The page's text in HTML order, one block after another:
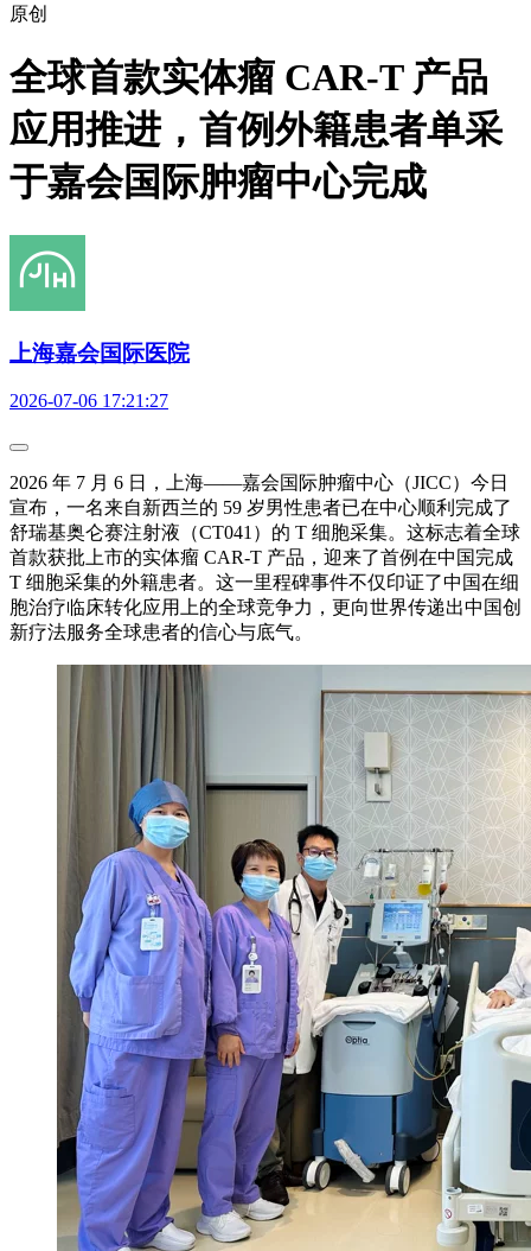
原创
全球首款实体瘤 CAR-T 产品
应用推进，首例外籍患者单采
于嘉会国际肿瘤中心完成
上海嘉会国际医院
2026-07-06 17:21:27
2026 年 7 月 6 日，上海——嘉会国际肿瘤中心（JICC）今日
宣布，一名来自新西兰的 59 岁男性患者已在中心顺利完成了
舒瑞基奥仑赛注射液（CT041）的 T 细胞采集。这标志着全球
首款获批上市的实体瘤 CAR-T 产品，迎来了首例在中国完成
T 细胞采集的外籍患者。这一里程碑事件不仅印证了中国在细
胞治疗临床转化应用上的全球竞争力，更向世界传递出中国创
新疗法服务全球患者的信心与底气。